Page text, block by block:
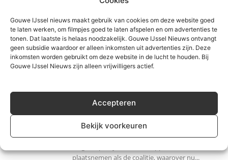
Gouwe IJssel nieuws maakt gebruik van cookies om deze website goed
te laten werken, om filmpjes goed te laten afspelen en om advertenties te
tonen. Dat laatste is helaas noodzakelijk. Gouwe IJssel Nieuws ontvangt
geen subsidie waardoor er alleen inkomsten uit advertenties zijn. Deze
inkomsten worden gebruikt om deze website in de lucht te houden. Bij
Gouwe IJssel Nieuws zijn alleen vrijwilligers actief.
Accepteren
Bekijk voorkeuren
voorzichtig in haar bewoording en probeert
vooral de kiezer te vertellen dat vanuit een
oppositierol...
Lees meer
Partijen reageren verschillend op
De verschillende politieke partijen reageren
verschillend op de mogelijke coalitie van VVD,
Christenunie-SGP en CDA in Zuidplas. Dat blijkt
uit een rondvraag van Gouwe IJssel Nieuws
plaatsnemen als de coalitie, waarover nu...